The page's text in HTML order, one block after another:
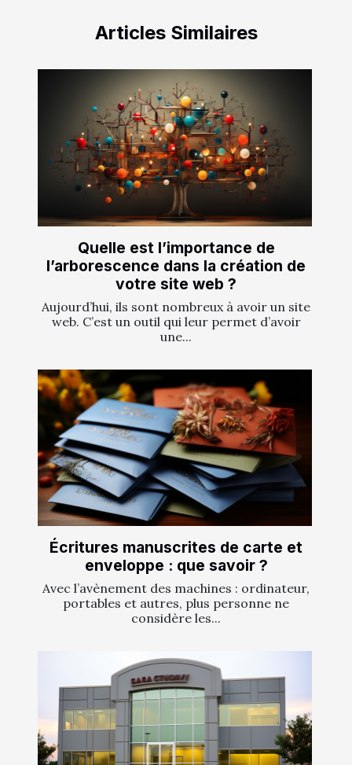
Articles Similaires
Quelle est l’importance de
l’arborescence dans la création de
votre site web ?
Aujourd’hui, ils sont nombreux à avoir un site
web. C’est un outil qui leur permet d’avoir
une...
Écritures manuscrites de carte et
enveloppe : que savoir ?
Avec l’avènement des machines : ordinateur,
portables et autres, plus personne ne
considère les...